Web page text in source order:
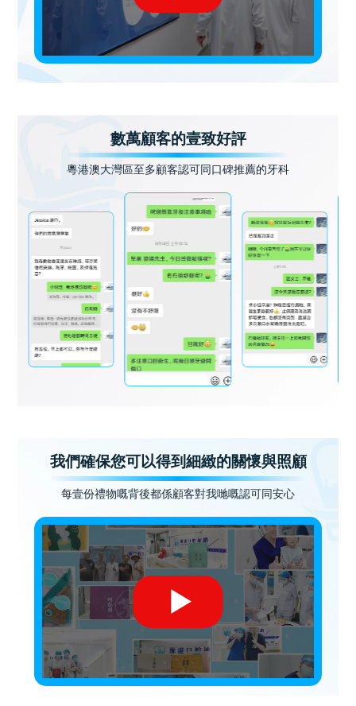
數萬顧客的壹致好評
粵港澳大灣區至多顧客認可同口碑推薦的牙科
我們確保您可以得到細緻的關懷與照顧
每壹份禮物嘅背後都係顧客對我哋嘅認可同安心